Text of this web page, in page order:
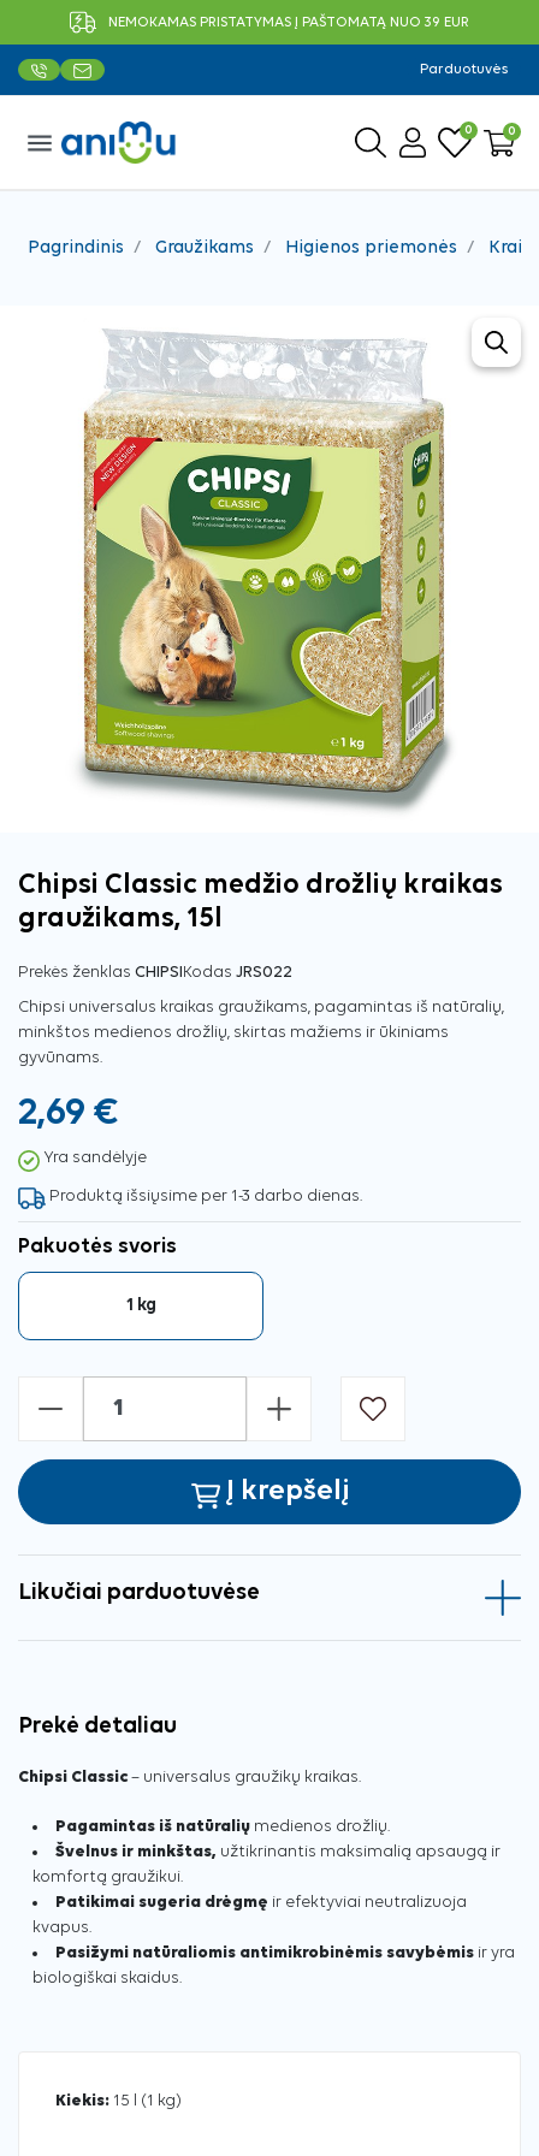
NEMOKAMAS PRISTATYMAS Į PAŠTOMATĄ NUO 39 EUR
Parduotuvės
menu 0 0
Pagrindinis Graužikams Higienos priemonės
Chipsi Classic medžio drožlių kraikas
graužikams, 15l
Prekės ženklas CHIPSIKodas JRS022
Chipsi universalus kraikas graužikams, pagamintas iš natūralių,
minkštos medienos drožlių, skirtas mažiems ir ūkiniams
gyvūnams.
2,69 €
Yra sandėlyje
Produktą išsiųsime per 1-3 darbo dienas.
Pakuotės svoris
1 kg
- +
Į krepšelį
Likučiai parduotuvėse
Prekė detaliau
Chipsi Classic – universalus graužikų kraikas.
Pagamintas iš natūralių medienos drožlių.
Švelnus ir minkštas, užtikrinantis maksimalią apsaugą ir
komfortą graužikui.
Patikimai sugeria drėgmę ir efektyviai neutralizuoja
kvapus.
Pasižymi natūraliomis antimikrobinėmis savybėmis ir yra
biologiškai skaidus.
Kiekis: 15 l (1 kg)